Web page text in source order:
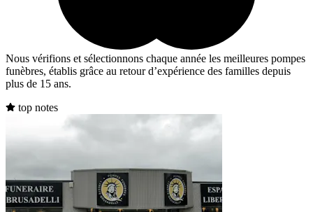
Nous vérifions et sélectionnons chaque année les meilleures pompes
funèbres, établis grâce au retour d’expérience des familles depuis
plus de 15 ans.
top notes